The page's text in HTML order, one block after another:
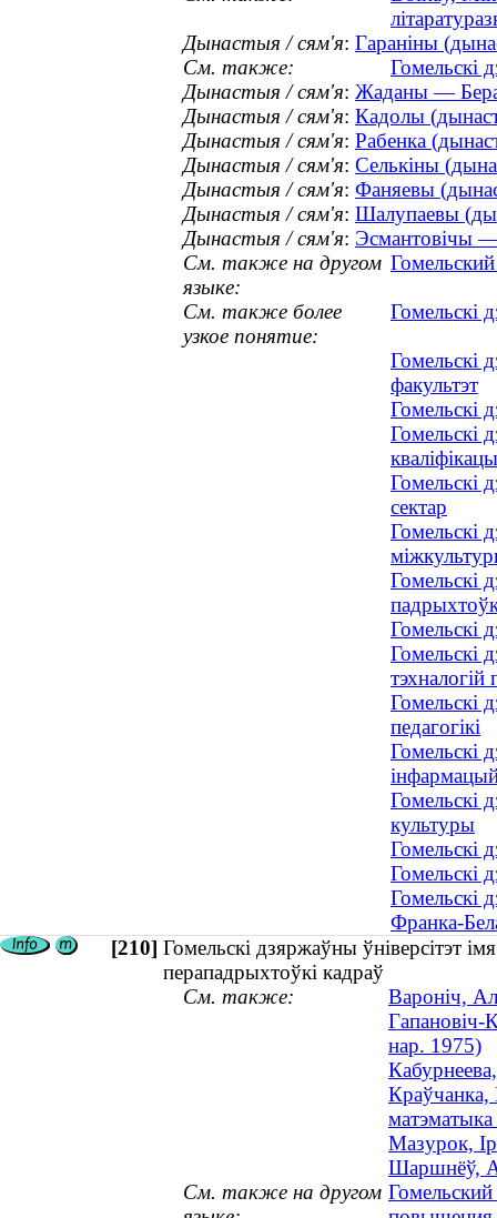
Дынастыя / сям'я: Гараніны
См. также:
Гомельскі
Дынастыя / сям'я: Жаданы —
Дынастыя / сям'я: Кадолы
Дынастыя / сям'я: Рабенка
Дынастыя / сям'я: Селькіны
Дынастыя / сям'я: Фаняевы
Дынастыя / сям'я: Шалупаевы
Дынастыя / сям'я: Эсмантовічы
См. также на другом
языке:
См. также более
узкое понятие:
Гомельскі
Гомельскі
факультэт
Гомельскі
Гомельскі
Гомельскі
сектар
Гомельскі
Гомельскі
Гомельскі
Гомельскі
тэхналогій
Гомельскі
педагогікі
Гомельскі
Гомельскі
культуры
Гомельскі
Гомельскі
Гомельскі
Франка-
[210] Гомельскі дзяржаўны ўніверсітэт
перападрыхтоўкі кадраў
См. также:
Вароніч,
Гапановіч-
нар. 1975)
Краўчанка,
Мазурок,
Шаршнёў,
См. также на другом